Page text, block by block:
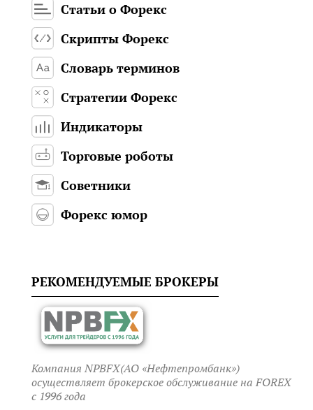
Статьи о Форекс
Скрипты Форекс
Словарь терминов
Стратегии Форекс
Индикаторы
Торговые роботы
Советники
Форекс юмор
РЕКОМЕНДУЕМЫЕ БРОКЕРЫ
Компания NPBFX(АО «Нефтепромбанк»)
осуществляет брокерское обслуживание на FOREX
c 1996 года